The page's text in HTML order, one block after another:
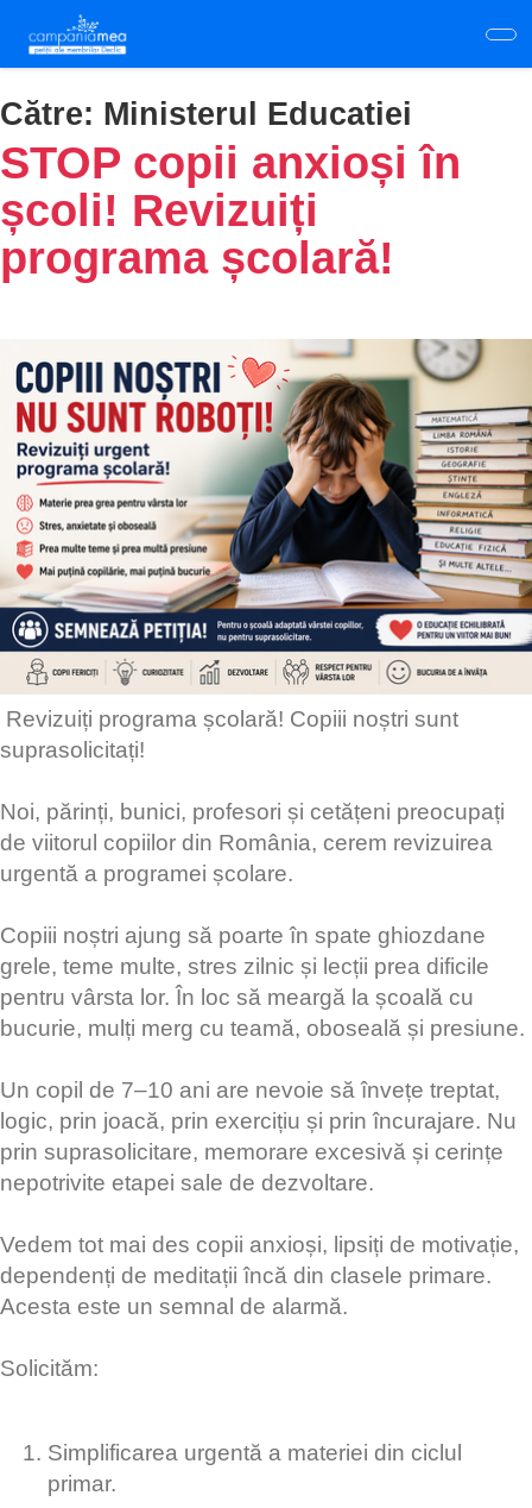
main
content
Către: Ministerul Educatiei
STOP copii anxioși în
școli! Revizuiți
programa școlară!
Revizuiți programa școlară! Copiii noștri sunt
suprasolicitați!
Noi, părinți, bunici, profesori și cetățeni preocupați
de viitorul copiilor din România, cerem revizuirea
urgentă a programei școlare.
Copiii noștri ajung să poarte în spate ghiozdane
grele, teme multe, stres zilnic și lecții prea dificile
pentru vârsta lor. În loc să meargă la școală cu
bucurie, mulți merg cu teamă, oboseală și presiune.
Un copil de 7–10 ani are nevoie să învețe treptat,
logic, prin joacă, prin exercițiu și prin încurajare. Nu
prin suprasolicitare, memorare excesivă și cerințe
nepotrivite etapei sale de dezvoltare.
Vedem tot mai des copii anxioși, lipsiți de motivație,
dependenți de meditații încă din clasele primare.
Acesta este un semnal de alarmă.
Solicităm:
Simplificarea urgentă a materiei din ciclul
primar.